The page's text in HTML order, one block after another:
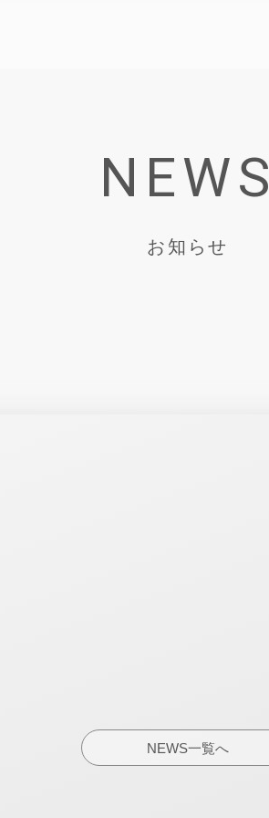
NEWS
お知らせ
NEWS一覧へ